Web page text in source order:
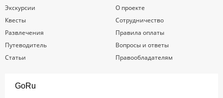
Экскурсии
Квесты
Развлечения
Путеводитель
Статьи
О проекте
Сотрудничество
Правила оплаты
Вопросы и ответы
Правообладателям
GoRu